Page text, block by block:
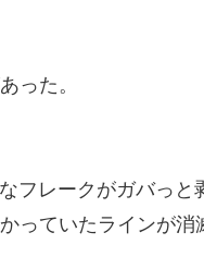
った。
フレークがガバっと
っていたラインが消